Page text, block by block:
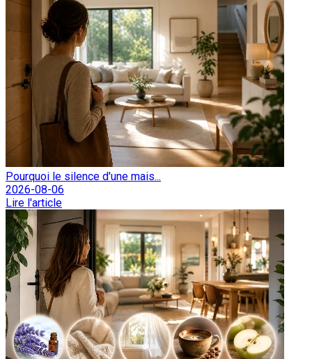
Pourquoi le silence d'une mais...
2026-08-06
Lire l'article